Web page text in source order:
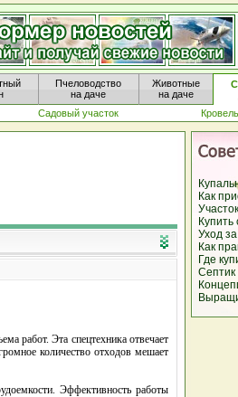
Пчеловодство
на даче
Животные
на даче
Садовый участок
Как
Купить
Уход
Как
Где
Септик
работ. Эта спецтехника отвечает
количество отходов мешает
Эффективность работы